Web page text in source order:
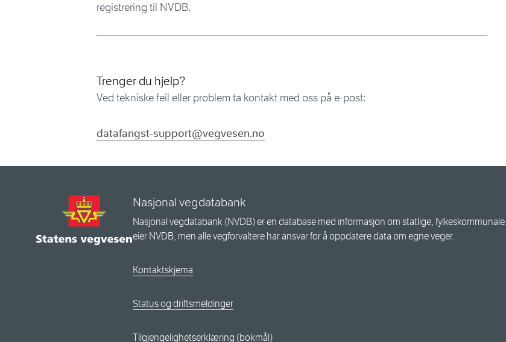
registrering til NVDB.
Trenger du hjelp?
Ved tekniske feil eller problem ta kontakt med oss på e-post:
datafangst-support@vegvesen.no
Nasjonal vegdatabank
Nasjonal vegdatabank (NVDB) er en database med informasjon om statlige,
eier NVDB, men alle vegforvaltere har ansvar for å oppdatere data om egne veger.
Kontaktskjema
Status og driftsmeldinger
Tilgjengelighetserklæring (bokmål)